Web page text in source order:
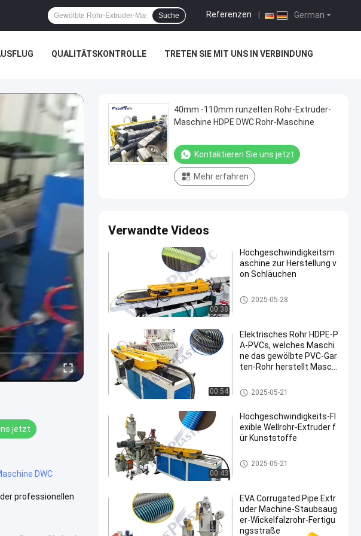
German
Referenzen
Suche
QUALITÄTSKONTROLLE TRETEN SIE MIT UNS IN VERBINDUNG
jetzt
DWC
professionellen
40mm -110mm runzelten Rohr-Extruder-
Maschine HDPE DWC Rohr-Maschine
Kontaktieren Sie uns jetzt
Mehr erfahren
Verwandte Videos
00:38
Hochgeschwindigkeitsm
aschine zur Herstellung v
on Schläuchen
Gewölbte Rohr-Extruder-Masch
ine
2025-05-28
00:54
Elektrisches Rohr HDPE-P
A-PVCs, welches Maschi
ne das gewölbte PVC-Gar
ten-Rohr herstellt Maschi
Gewölbte Rohr-Extruder-Masch
ine
2025-05-21
00:43
Hochgeschwindigkeits-Fl
exible Wellrohr-Extruder f
ür Kunststoffe
Gewölbte Rohr-Extruder-Masch
ine
2025-05-21
EVA Corrugated Pipe Extr
uder Machine-Staubsaug
er-Wickelfalzrohr-Fertigu
ngsstraße